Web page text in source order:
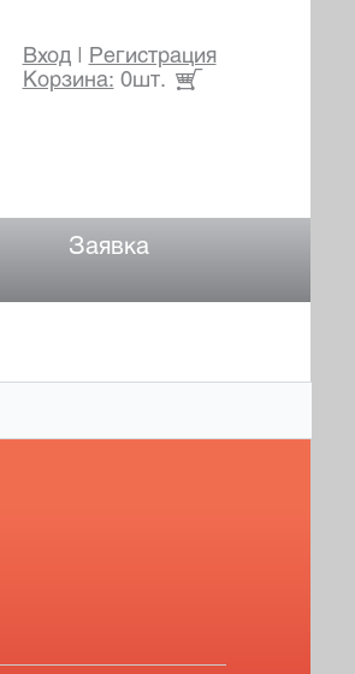
Вход|
Регистрация
Корзина: 0шт.
Заявка